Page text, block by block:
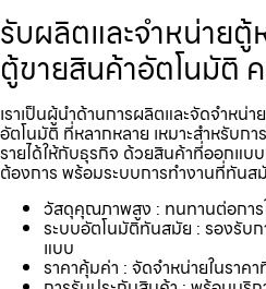
รับผลิตและจำหน่าย
ตู้ขายสินค้าอัตโนมัติ
เราเป็นผู้นำด้านการผลิตและจัดจำหน่
อัตโนมัติ ที่หลากหลาย เหมาะสำหรับก
รายได้ให้กับธุรกิจ ด้วยสินค้าที่ออกแบ
ต้องการ พร้อมระบบการทำงานที่ทันส
วัสดุคุณภาพสูง : ทนทานต่อการใ
ระบบอัตโนมัติทันสมัย : รองรับก
แบบ
ราคาคุ้มค่า : จัดจำหน่ายในราคา